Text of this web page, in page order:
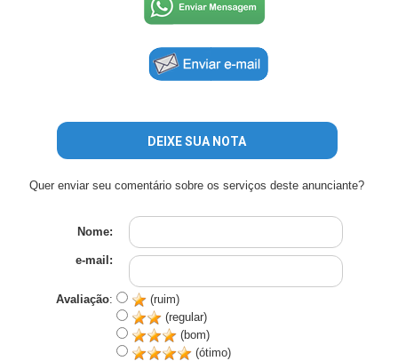
DEIXE SUA NOTA
Quer enviar seu comentário sobre os serviços deste anunciante?
Nome:
e-mail:
Avaliação:
(ruim)
(regular)
(bom)
(ótimo)